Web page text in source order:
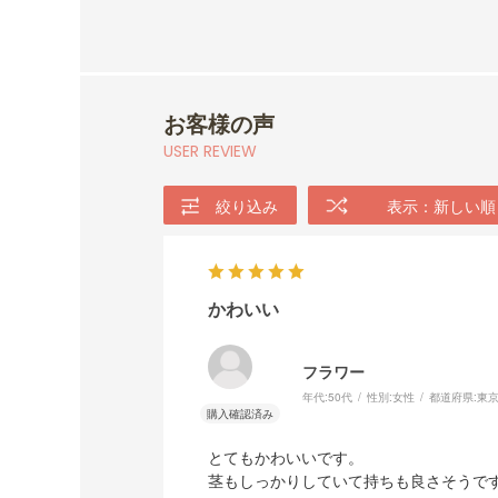
お客様の声
USER REVIEW
絞り込み 表示：新しい順
かわいい
フラワー
年代:50代 性別:女性 都道府県:東
とてもかわいいです。
茎もしっかりしていて持ちも良さそうで